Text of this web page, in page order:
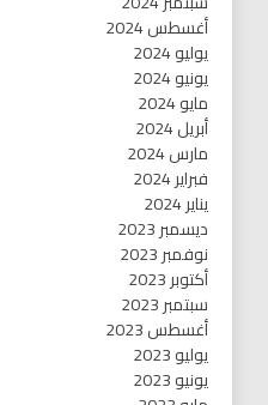
أغسطس 2024
يوليو 2024
يونيو 2024
مايو 2024
أبريل 2024
مارس 2024
فبراير 2024
يناير 2024
ديسمبر 2023
نوفمبر 2023
أكتوبر 2023
سبتمبر 2023
أغسطس 2023
يوليو 2023
يونيو 2023